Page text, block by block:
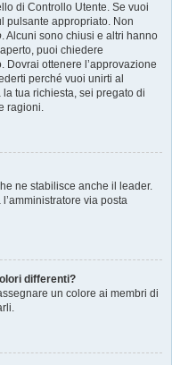
di Controllo Utente. Se vuoi
pulsante appropriato. Non
. Alcuni sono chiusi e altri hanno
puoi chiedere
Dovrai ottenere l’approvazione
perché vuoi unirti al
tua richiesta, sei pregato di
ragioni.
ne stabilisce anche il leader.
via posta
differenti?
un colore ai membri di